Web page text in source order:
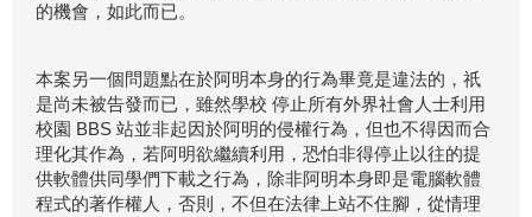
的機會，如此而已。
本案另一個問題點在於阿明本身的行為畢竟是違法的，祇
是尚未被告發而已，雖然學校 停止所有外界社會人士利用
校園 BBS 站並非起因於阿明的侵權行為，但也不得因而合
理化其作為，若阿明欲繼續利用，恐怕非得停止以往的提
供軟體供同學們下載之行為，除非阿明本身即是電腦軟體
程式的著作權人，否則，不但在法律上站不住腳，從情理